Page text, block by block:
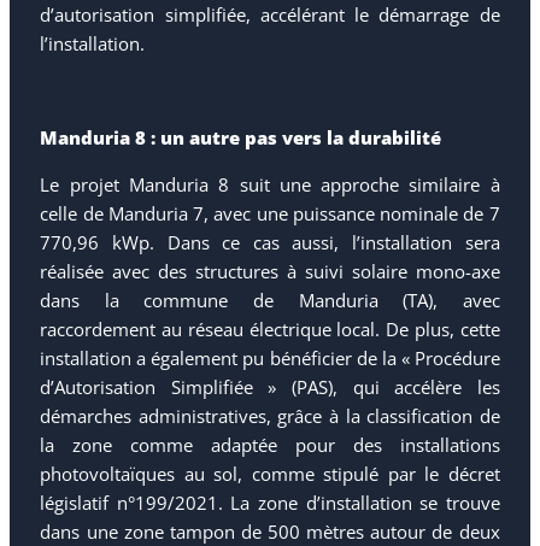
d’autorisation simplifiée, accélérant le démarrage de
l’installation.
Manduria 8 : un autre pas vers la durabilité
Le projet Manduria 8 suit une approche similaire à
celle de Manduria 7, avec une puissance nominale de 7
770,96 kWp. Dans ce cas aussi, l’installation sera
réalisée avec des structures à suivi solaire mono-axe
dans la commune de Manduria (TA), avec
raccordement au réseau électrique local. De plus, cette
installation a également pu bénéficier de la « Procédure
d’Autorisation Simplifiée » (PAS), qui accélère les
démarches administratives, grâce à la classification de
la zone comme adaptée pour des installations
photovoltaïques au sol, comme stipulé par le décret
législatif n°199/2021. La zone d’installation se trouve
dans une zone tampon de 500 mètres autour de deux